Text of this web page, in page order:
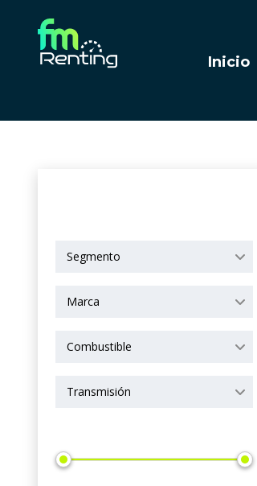
Inicio
Segmento
Marca
Combustible
Transmisión